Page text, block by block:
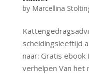
by Marcellina
scheidingsleeftijd
naar: Gratis
verhelpen Van het